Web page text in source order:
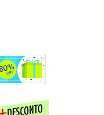
pelo WattsApp 54 99262